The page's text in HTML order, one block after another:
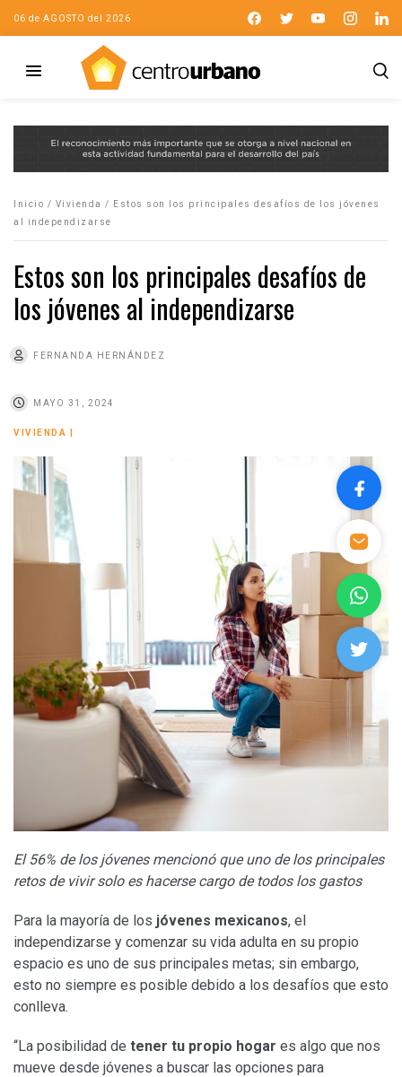
06 de AGOSTO del 2026
Inicio / Vivienda /
Estos son los principales desafíos de los jóvenes
al independizarse
Estos son los principales desafíos de
los jóvenes al independizarse
FERNANDA HERNÁNDEZ
MAYO 31, 2024
VIVIENDA
El 56% de los jóvenes mencionó que uno de los principales
retos de vivir solo es hacerse cargo de todos los gastos
Para la mayoría de los jóvenes mexicanos, el
independizarse y comenzar su vida adulta en su propio
espacio es uno de sus principales metas; sin embargo,
esto no siempre es posible debido a los desafíos que esto
conlleva.
“La posibilidad de tener tu propio hogar es algo que nos
mueve desde jóvenes a buscar las opciones para